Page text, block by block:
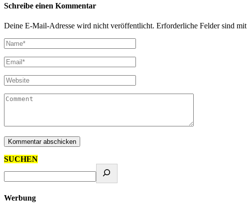
Schreibe einen Kommentar
Deine E-Mail-Adresse wird nicht veröffentlicht. Erforderliche Felder sind mit
SUCHEN
Werbung